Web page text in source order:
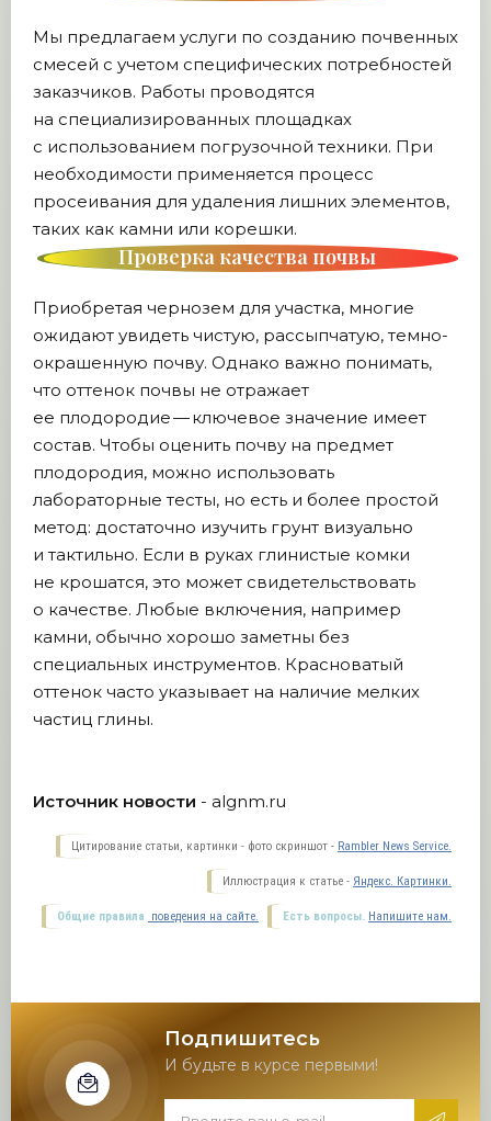
Мы предлагаем услуги по созданию почвенных
смесей с учетом специфических потребностей
заказчиков. Работы проводятся
на специализированных площадках
с использованием погрузочной техники. При
необходимости применяется процесс
просеивания для удаления лишних элементов,
таких как камни или корешки.
Проверка качества почвы
Приобретая чернозем для участка, многие
ожидают увидеть чистую, рассыпчатую, темно-
окрашенную почву. Однако важно понимать,
что оттенок почвы не отражает
ее плодородие — ключевое значение имеет
состав. Чтобы оценить почву на предмет
плодородия, можно использовать
лабораторные тесты, но есть и более простой
метод: достаточно изучить грунт визуально
и тактильно. Если в руках глинистые комки
не крошатся, это может свидетельствовать
о качестве. Любые включения, например
камни, обычно хорошо заметны без
специальных инструментов. Красноватый
оттенок часто указывает на наличие мелких
частиц глины.
Источник новости - algnm.ru
Цитирование статьи, картинки - фото скриншот - Rambler News Service.
Иллюстрация к статье - Яндекс. Картинки.
Есть вопросы. Напишите нам.
Общие правила поведения на сайте.
Подпишитесь
И будьте в курсе первыми!